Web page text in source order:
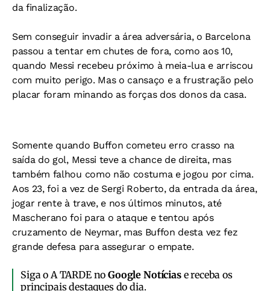
da finalização.
Sem conseguir invadir a área adversária, o Barcelona
passou a tentar em chutes de fora, como aos 10,
quando Messi recebeu próximo à meia-lua e arriscou
com muito perigo. Mas o cansaço e a frustração pelo
placar foram minando as forças dos donos da casa.
Somente quando Buffon cometeu erro crasso na
saída do gol, Messi teve a chance de direita, mas
também falhou como não costuma e jogou por cima.
Aos 23, foi a vez de Sergi Roberto, da entrada da área,
jogar rente à trave, e nos últimos minutos, até
Mascherano foi para o ataque e tentou após
cruzamento de Neymar, mas Buffon desta vez fez
grande defesa para assegurar o empate.
Siga o A TARDE noGoogle Notíciase receba os
principais destaques do dia.